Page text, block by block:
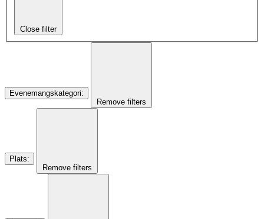
Close filter
Evenemangskategori:
Remove filters
Plats:
Remove filters